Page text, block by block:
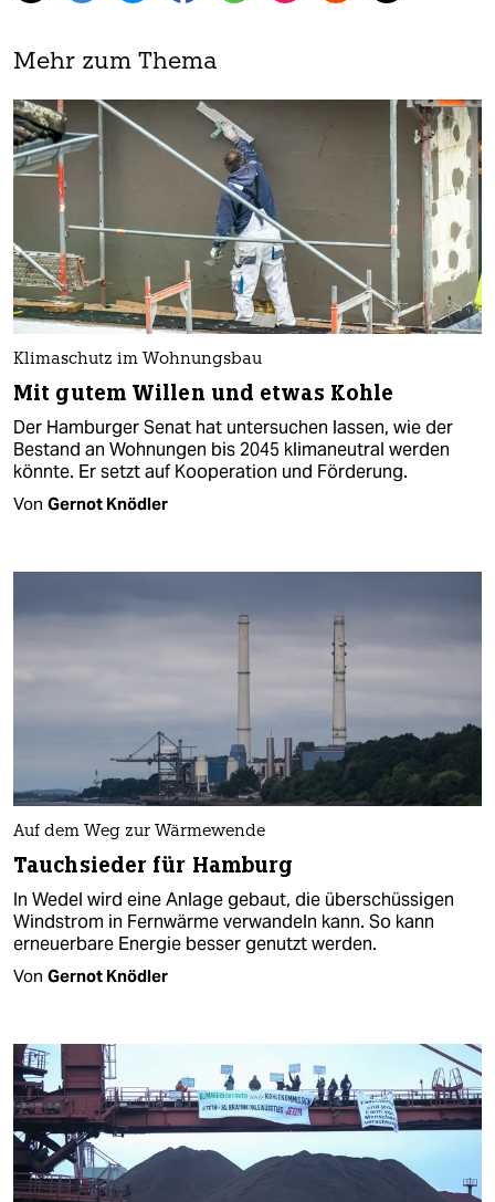
Mehr zum Thema
Klimaschutz im Wohnungsbau
Mit gutem Willen und etwas Kohle
Der Hamburger Senat hat untersuchen lassen, wie der
Bestand an Wohnungen bis 2045 klimaneutral werden
könnte. Er setzt auf Kooperation und Förderung.
Von Gernot Knödler
Auf dem Weg zur Wärmewende
Tauchsieder für Hamburg
In Wedel wird eine Anlage gebaut, die überschüssigen
Windstrom in Fernwärme verwandeln kann. So kann
erneuerbare Energie besser genutzt werden.
Von Gernot Knödler